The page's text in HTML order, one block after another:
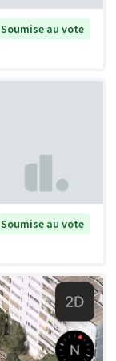
Soumise au vote
Soumise au vote